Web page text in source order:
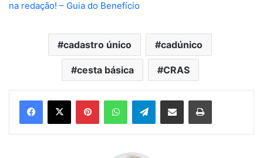
na redação! – Guia do Benefício
cadastro único cadúnico
cesta básica CRAS
PinterestWhatsAppTelegramCompartilhar via e-mail Imprimir